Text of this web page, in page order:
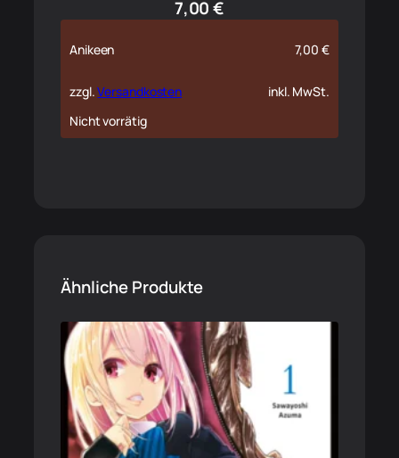
7,00€
Anikeen 7,00€
zzgl.Versandkosten
inkl. MwSt.
Nicht vorrätig
Ähnliche Produkte